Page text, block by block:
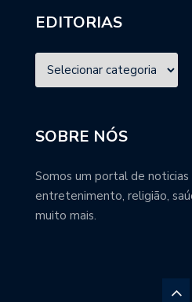
EDITORIAS
SOBRE NÓS
Somos um portal de
entretenimento, religião,
muito mais.